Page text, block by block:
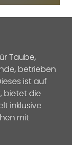
Taube,
betrieben
ist auf
bietet die
inklusive
mit